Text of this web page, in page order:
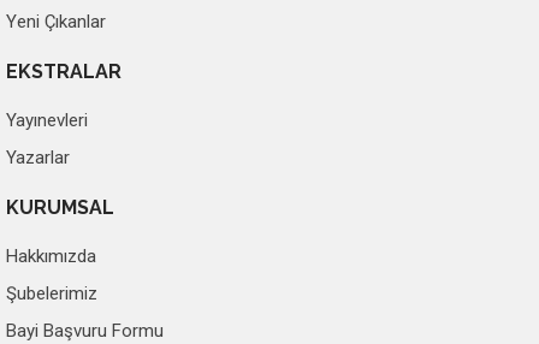
Yeni Çıkanlar
EKSTRALAR
Yayınevleri
Yazarlar
KURUMSAL
Hakkımızda
Şubelerimiz
Bayi Başvuru Formu